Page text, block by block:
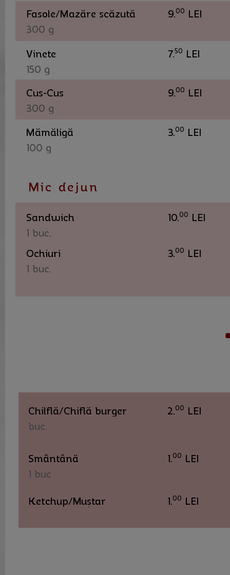
Fasole/Mazăre scăzută
300 g
9.00 LEI
Vinete
150 g
7.50 LEI
Cus-Cus
300 g
9.00 LEI
Mămăligă
100 g
3.00 LEI
Mic dejun
Sandwich
1 buc.
Ochiuri
1 buc.
10.00 LEI
3.00 LEI
Chilflă/Chiflă burger
buc.
Smântână
1 buc
Ketchup/Muștar
2.00 LEI
1.00 LEI
1.00 LEI